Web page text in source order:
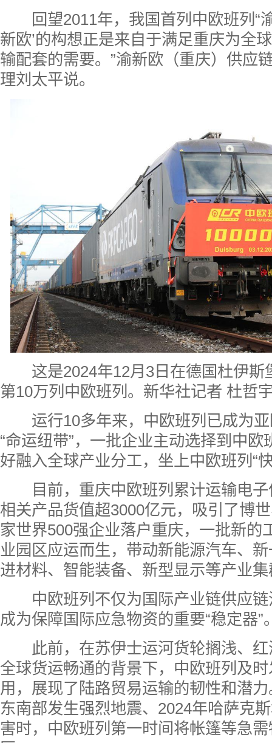
回望2011年，我国首列中欧班列“渝
新欧’的构想正是来自于满足重庆为全
输配套的需要。”渝新欧（重庆）供应
理刘太平说。
这是2024年12月3日在德国杜伊
第10万列中欧班列。新华社记者 杜哲
运行10多年来，中欧班列已成为亚
“命运纽带”，一批企业主动选择到中欧
好融入全球产业分工，坐上中欧班列“
目前，重庆中欧班列累计运输电子
相关产品货值超3000亿元，吸引了博
家世界500强企业落户重庆，一批新的
业园区应运而生，带动新能源汽车、
进材料、智能装备、新型显示等产业
中欧班列不仅为国际产业链供应链
成为保障国际应急物资的重要“稳定器”
此前，在苏伊士运河货轮搁浅、红
全球货运畅通的背景下，中欧班列及
用，展现了陆路贸易运输的韧性和潜
东南部发生强烈地震、2024年哈萨克
害时，中欧班列第一时间将帐篷等急